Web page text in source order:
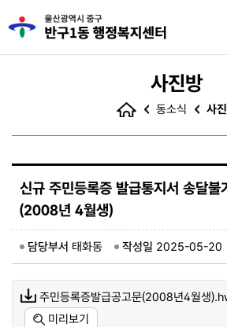
사진방
동소식 사
신규 주민등록증 발급통지서 송달불
(2008년 4월생)
담당부서 태화동 작성일 2025-05-20
주민등록증발급공고문(2008년4월생
미리보기